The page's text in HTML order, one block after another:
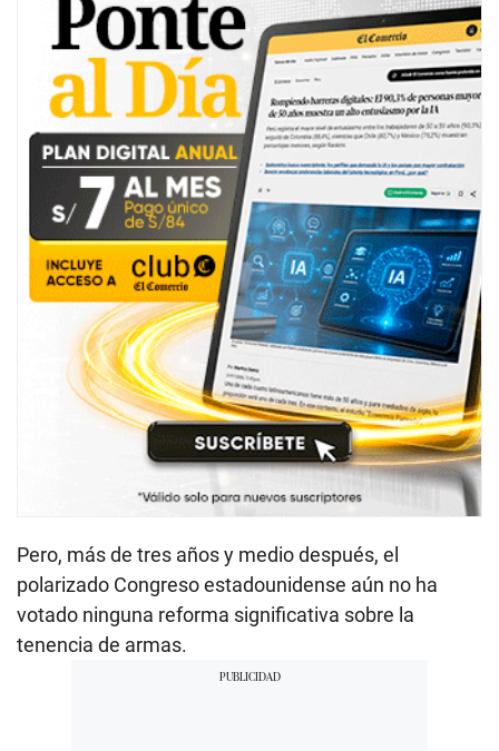
Pero, más de tres años y medio después, el
polarizado Congreso estadounidense aún no ha
votado ninguna reforma significativa sobre la
tenencia de armas.